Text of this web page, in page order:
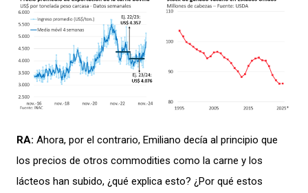
RA: Ahora, por el contrario, Emiliano decía al principio que
los precios de otros commodities como la carne y los
lácteos han subido, ¿qué explica esto? ¿Por qué estos